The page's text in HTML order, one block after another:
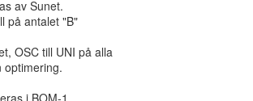
av Sunet.
på antalet "B"
OSC till UNI på alla
optimering.
i BOM-1